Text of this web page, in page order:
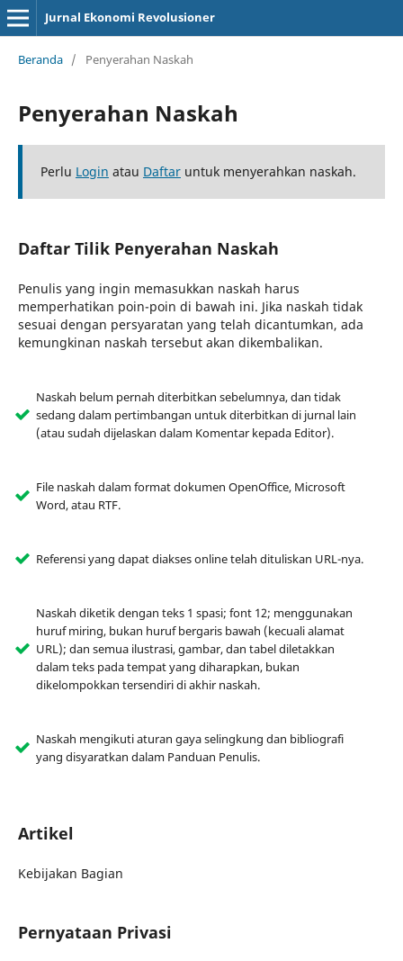
Jurnal Ekonomi Revolusioner
Beranda / Penyerahan Naskah
Penyerahan Naskah
Perlu Login atau Daftaruntuk menyerahkan naskah.
Daftar Tilik Penyerahan Naskah
Penulis yang ingin memasukkan naskah harus
memperhatikan poin-poin di bawah ini. Jika naskah tidak
sesuai dengan persyaratan yang telah dicantumkan, ada
kemungkinan naskah tersebut akan dikembalikan.
Naskah belum pernah diterbitkan sebelumnya, dan tidak
sedang dalam pertimbangan untuk diterbitkan di jurnal lain
(atau sudah dijelaskan dalam Komentar kepada Editor).
File naskah dalam format dokumen OpenOffice, Microsoft
Word, atau RTF.
Referensi yang dapat diakses online telah dituliskan URL-nya.
Naskah diketik dengan teks 1 spasi; font 12; menggunakan
huruf miring, bukan huruf bergaris bawah (kecuali alamat
URL); dan semua ilustrasi, gambar, dan tabel diletakkan
dalam teks pada tempat yang diharapkan, bukan
dikelompokkan tersendiri di akhir naskah.
Naskah mengikuti aturan gaya selingkung dan bibliografi
yang disyaratkan dalam Panduan Penulis.
Artikel
Kebijakan Bagian
Pernyataan Privasi